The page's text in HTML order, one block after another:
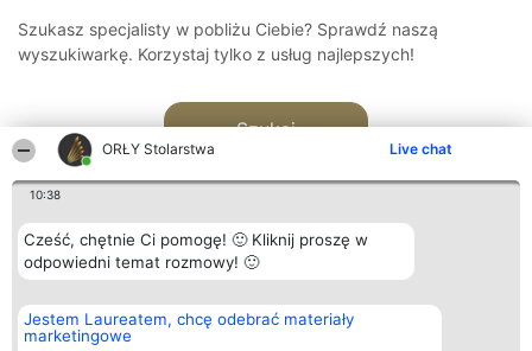
ORŁY Stolarstwa Live chat
10:38
Cześć, chętnie Ci pomogę! 🙂 Kliknij proszę w
odpowiedni temat rozmowy! 🙂
Jestem Laureatem, chcę odebrać materiały
marketingowe
Szukasz specjalisty w pobliżu Ciebie? Sprawdź naszą
wyszukiwarkę. Korzystaj tylko z usług najlepszych!
Szukaj
Organizator plebiscytu
Bright Side Solutions sp. z o.
o. sp. k.
Plebiscyt
Laureaci
Kontakt
Kontakt